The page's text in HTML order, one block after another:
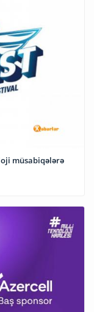
müsabiqələrə